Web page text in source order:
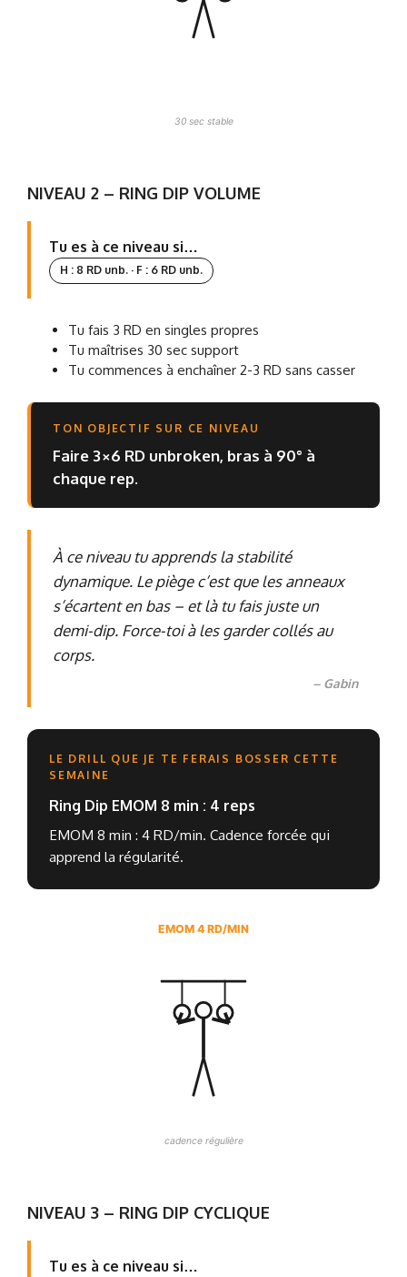
30 sec stable
NIVEAU 2 – RING DIP VOLUME
Tu es à ce niveau si…
H : 8 RD unb. · F : 6 RD unb.
Tu fais 3 RD en singles propres
Tu maîtrises 30 sec support
Tu commences à enchaîner 2-3 RD sans casser
TON OBJECTIF SUR CE NIVEAU
Faire 3×6 RD unbroken, bras à 90° à
chaque rep.
À ce niveau tu apprends la stabilité
dynamique. Le piège c’est que les anneaux
s’écartent en bas – et là tu fais juste un
demi-dip. Force-toi à les garder collés au
corps.
– Gabin
LE DRILL QUE JE TE FERAIS BOSSER CETTE
SEMAINE
Ring Dip EMOM 8 min : 4 reps
EMOM 8 min : 4 RD/min. Cadence forcée qui
apprend la régularité.
EMOM 4 RD/MIN
cadence régulière
NIVEAU 3 – RING DIP CYCLIQUE
Tu es à ce niveau si…